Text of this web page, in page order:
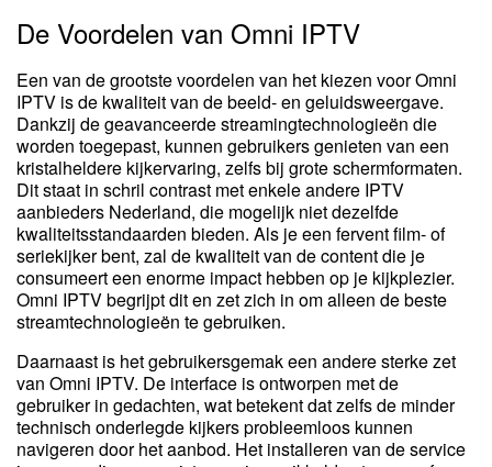
De Voordelen van Omni IPTV
Een van de grootste voordelen van het kiezen voor Omni
IPTV is de kwaliteit van de beeld- en geluidsweergave.
Dankzij de geavanceerde streamingtechnologieën die
worden toegepast, kunnen gebruikers genieten van een
kristalheldere kijkervaring, zelfs bij grote schermformaten.
Dit staat in schril contrast met enkele andere IPTV
aanbieders Nederland, die mogelijk niet dezelfde
kwaliteitsstandaarden bieden. Als je een fervent film- of
seriekijker bent, zal de kwaliteit van de content die je
consumeert een enorme impact hebben op je kijkplezier.
Omni IPTV begrijpt dit en zet zich in om alleen de beste
streamtechnologieën te gebruiken.
Daarnaast is het gebruikersgemak een andere sterke zet
van Omni IPTV. De interface is ontworpen met de
gebruiker in gedachten, wat betekent dat zelfs de minder
technisch onderlegde kijkers probleemloos kunnen
navigeren door het aanbod. Het installeren van de service